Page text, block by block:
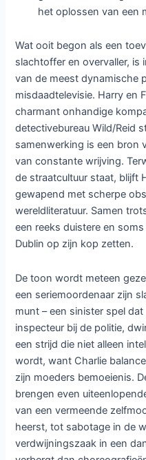
het oplossen van een
Wat ooit begon als een
slachtoffer en overvaller, is
van de meest dynamische
misdaadtelevisie. Harry en
charmant onhandige
detectivebureau Wild/Reid
samenwerking is een bron
van constante wrijving.
de straatcultuur staat, blijft
gewapend met scherpe
wereldliteratuur. Samen
een reeks duistere en
Dublin op zijn kop zetten.
De toon wordt meteen
een seriemoordenaar zijn
munt – een sinister spel
inspecteur bij de politie,
een strijd die niet alleen
wordt, want Charlie
zijn moeders bemoeienis.
brengen even
van een vermeende
heerst, tot sabotage in de
verdwijningszaak in een